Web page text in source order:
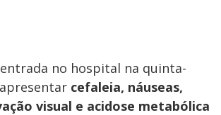
no hospital na quinta-
cefaleia, náuseas,
visual e acidose metabólica